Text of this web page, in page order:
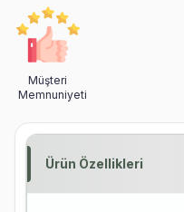
Müşteri
Memnuniyeti
Ürün Özellikleri